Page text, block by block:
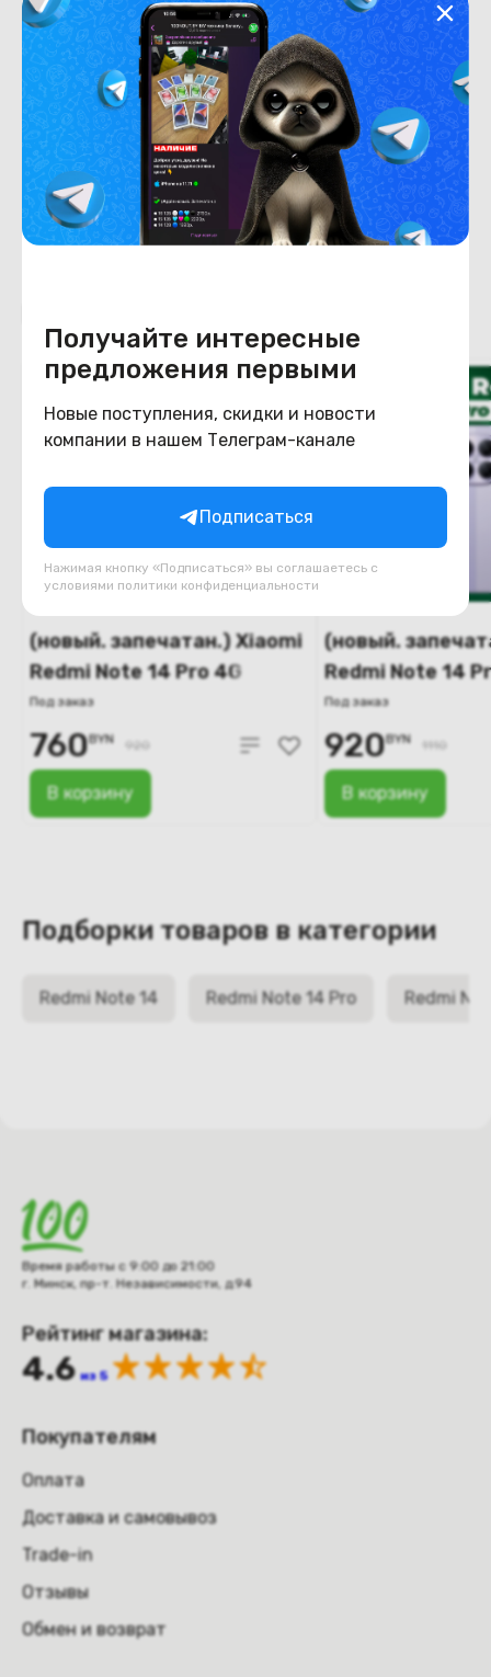
Получайте интересные
предложения первыми
Новые поступления, скидки и новости
компании в нашем Телеграм-канале
Подписаться
Нажимая кнопку «Подписаться» вы соглашаетесь с
условиями политики конфиденциальности
Хранение данных
Емкость накопителя 512
Конструкция
Цвет фиолетовый
(новый. запечатан.) Xiaomi
Redmi Note 14 Pro 4G
8GB/256GB (черный)
Под заказ
В корзину
760BYN 920
(новый.
Redmi Note 14
12GB/256GB
Под заказ
В корзину
920BYN 1110
Подборки товаров в категории
Redmi Note 14 Redmi Note 14 Pro Redmi
Время работы с 9:00 до 21:00
г. Минск, пр-т. Независимости, д.94
Рейтинг магазина:
4.6 из 5
Покупателям
Оплата
Доставка и самовывоз
Trade-in
Отзывы
Обмен и возврат